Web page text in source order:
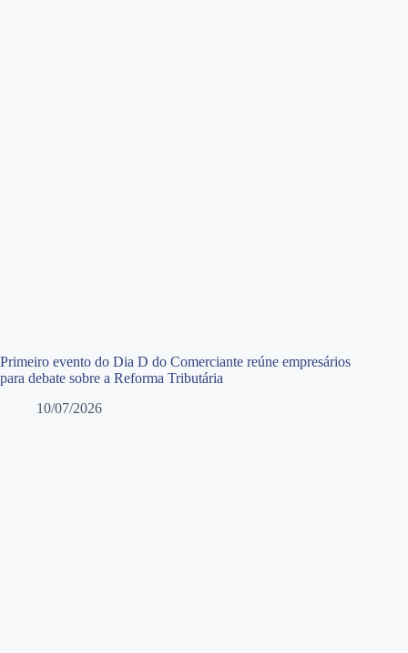
Primeiro evento do Dia D do Comerciante reúne empresários
para debate sobre a Reforma Tributária
10/07/2026